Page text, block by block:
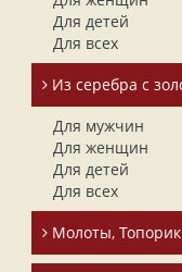
Для детей
Для всех
Из серебра с
Для мужчин
Для женщин
Для детей
Для всех
Молоты,